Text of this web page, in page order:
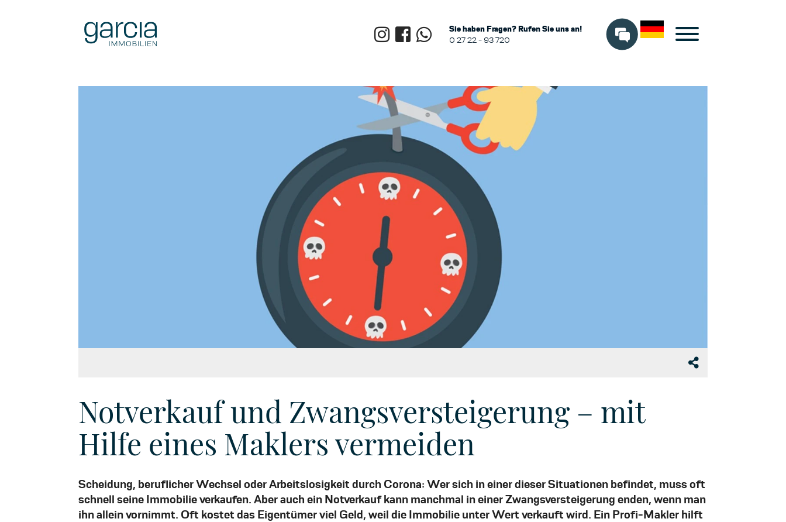
Sie haben Fragen? Rufen Sie uns an!
0 27 22 - 93 720
Notverkauf und Zwangsversteigerung – mit
Hilfe eines Maklers vermeiden
Scheidung, beruflicher Wechsel oder Arbeitslosigkeit durch Corona: Wer sich in einer dieser Situationen befindet, muss oft
schnell seine Immobilie verkaufen. Aber auch ein Notverkauf kann manchmal in einer Zwangsversteigerung enden, wenn man
ihn allein vornimmt. Oft kostet das Eigentümer viel Geld, weil die Immobilie unter Wert verkauft wird. Ein Profi-Makler hilft